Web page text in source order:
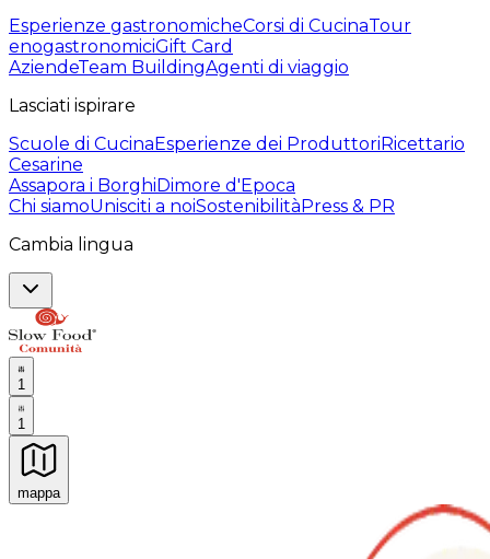
Esperienze gastronomicheCorsi di CucinaTour
enogastronomiciGift Card
AziendeTeam BuildingAgenti di viaggio
Lasciati ispirare
Scuole di CucinaEsperienze dei ProduttoriRicettario
Cesarine
Assapora i BorghiDimore d'Epoca
Chi siamoUnisciti a noiSostenibilitàPress & PR
Cambia lingua
1
1
mappa
Esperienze culinarie indimenticabili: Esperienze